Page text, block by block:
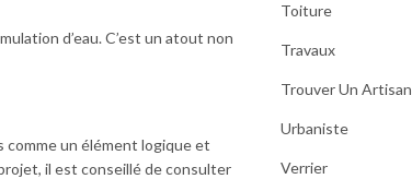
d’eau. C’est un atout non
comme un élément logique et
il est conseillé de consulter
Toiture
Travaux
Trouver Un Artisan
Urbaniste
Verrier